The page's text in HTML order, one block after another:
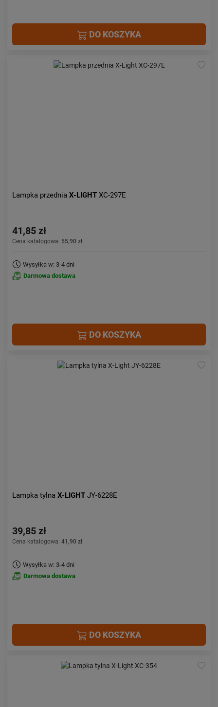
DO KOSZYKA
Lampka przednia X-LIGHT XC-297E
41,85 zł
Cena katalogowa: 55,90 zł
Wysyłka w: 3-4 dni
Darmowa dostawa
DO KOSZYKA
Lampka tylna X-LIGHT JY-6228E
39,85 zł
Cena katalogowa: 41,90 zł
Wysyłka w: 3-4 dni
Darmowa dostawa
DO KOSZYKA